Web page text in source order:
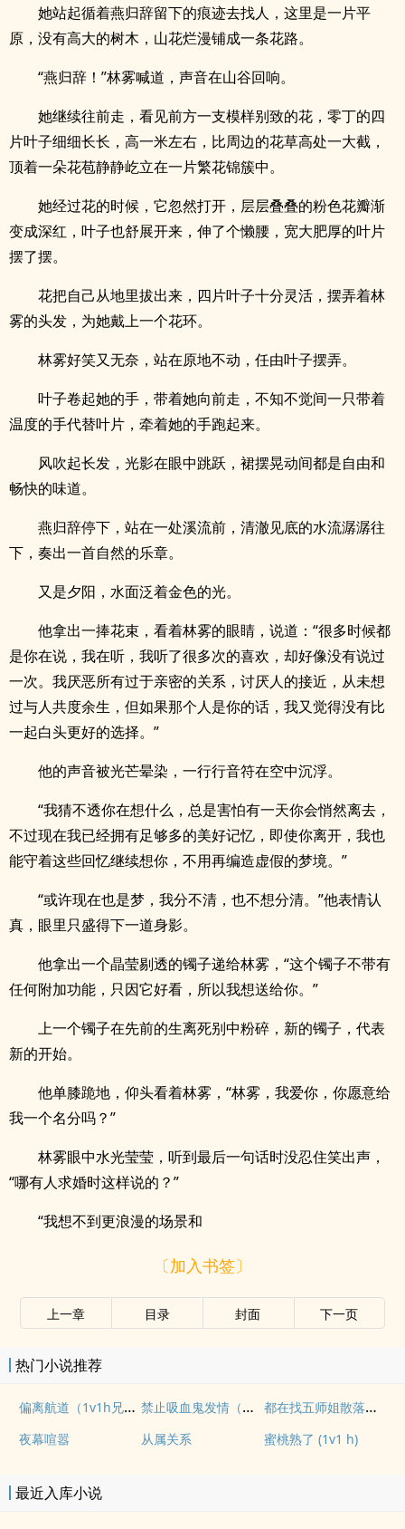
她站起循着燕归辞留下的痕迹去找人，这里是一片平
原，没有高大的树木，山花烂漫铺成一条花路。
“燕归辞！”林雾喊道，声音在山谷回响。
她继续往前走，看见前方一支模样别致的花，零丁的四
片叶子细细长长，高一米左右，比周边的花草高处一大截，
顶着一朵花苞静静屹立在一片繁花锦簇中。
她经过花的时候，它忽然打开，层层叠叠的粉色花瓣渐
变成深红，叶子也舒展开来，伸了个懒腰，宽大肥厚的叶片
摆了摆。
花把自己从地里拔出来，四片叶子十分灵活，摆弄着林
雾的头发，为她戴上一个花环。
林雾好笑又无奈，站在原地不动，任由叶子摆弄。
叶子卷起她的手，带着她向前走，不知不觉间一只带着
温度的手代替叶片，牵着她的手跑起来。
风吹起长发，光影在眼中跳跃，裙摆晃动间都是自由和
畅快的味道。
燕归辞停下，站在一处溪流前，清澈见底的水流潺潺往
下，奏出一首自然的乐章。
又是夕阳，水面泛着金色的光。
他拿出一捧花束，看着林雾的眼睛，说道：“很多时候都
是你在说，我在听，我听了很多次的喜欢，却好像没有说过
一次。我厌恶所有过于亲密的关系，讨厌人的接近，从未想
过与人共度余生，但如果那个人是你的话，我又觉得没有比
一起白头更好的选择。”
他的声音被光芒晕染，一行行音符在空中沉浮。
“我猜不透你在想什么，总是害怕有一天你会悄然离去，
不过现在我已经拥有足够多的美好记忆，即使你离开，我也
能守着这些回忆继续想你，不用再编造虚假的梦境。”
“或许现在也是梦，我分不清，也不想分清。”他表情认
真，眼里只盛得下一道身影。
他拿出一个晶莹剔透的镯子递给林雾，“这个镯子不带有
任何附加功能，只因它好看，所以我想送给你。”
上一个镯子在先前的生离死别中粉碎，新的镯子，代表
新的开始。
他单膝跪地，仰头看着林雾，“林雾，我爱你，你愿意给
我一个名分吗？”
林雾眼中水光莹莹，听到最后一句话时没忍住笑出声，
“哪有人求婚时这样说的？”
“我想不到更浪漫的场景和
〔加入书签〕
上一章 目录 封面 下一页
热门小说推荐
偏离航道（1v1h兄妹骨科bg） 禁止吸血鬼发情（姐狗高H 1v1） 都在找五师姐散落的法宝
夜幕喧嚣 从属关系 蜜桃熟了 (1v1 h)
最近入库小说